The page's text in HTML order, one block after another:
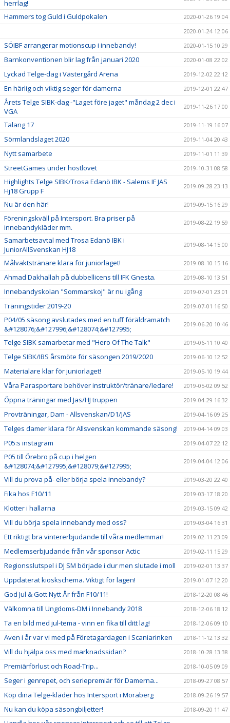
herrlag!
Hammers tog Guld i Guldpokalen
2020-01-26 19:04
2020-01-24 12:06
SÖIBF arrangerar motionscup i innebandy! 2020-01-15 10:29
Barnkonventionen blir lag från januari 2020 2020-01-08 22:02
Lyckad Telge-dag i Västergård Arena 2019-12-02 22:12
En härlig och viktig seger för damerna 2019-12-01 22:47
Årets Telge SIBK-dag -"Laget före jaget" måndag 2 dec i
VGA
2019-11-26 17:00
Talang 17 2019-11-19 16:07
Sörmlandslaget 2020 2019-11-04 20:43
Nytt samarbete 2019-11-01 11:39
StreetGames under höstlovet 2019-10-31 08:58
Highlights Telge SIBK/Trosa Edanö IBK - Salems IF JAS
Hj18 Grupp F
2019-09-28 23:13
Nu är den här! 2019-09-15 16:29
Föreningskväll på Intersport. Bra priser på
innebandykläder mm.
2019-08-22 19:59
Samarbetsavtal med Trosa Edanö IBK i
JuniorAllSvenskan HJ18
2019-08-14 15:00
Målvaktstränare klara för juniorlaget! 2019-08-10 15:16
Ahmad Dakhallah på dubbellicens till IFK Gnesta. 2019-08-10 13:51
Innebandyskolan "Sommarskoj" är nu igång 2019-07-01 23:01
Träningstider 2019-20 2019-07-01 16:50
P04/05 säsong avslutades med en tuff föräldramatch
&#128076;&#127996;&#128074;&#127995;
2019-06-20 10:46
Telge SIBK samarbetar med "Hero Of The Talk" 2019-06-11 10:40
Telge SIBK/IBS årsmöte för säsongen 2019/2020 2019-06-10 12:52
Materialare klar för juniorlaget! 2019-05-10 19:44
Våra Parasportare behöver instruktör/tränare/ledare! 2019-05-02 09:52
Öppna träningar med Jas/HJ truppen 2019-04-29 16:32
Provträningar, Dam - Allsvenskan/D1/JAS 2019-04-16 09:25
Telges damer klara för Allsvenskan kommande säsong! 2019-04-14 09:03
P05:s instagram 2019-04-07 22:12
P05 till Örebro på cup i helgen
&#128074;&#127995;&#128079;&#127995;
2019-04-04 12:06
Vill du prova på- eller börja spela innebandy? 2019-03-20 22:40
Fika hos F10/11 2019-03-17 18:20
Klotter i hallarna 2019-03-15 09:42
Vill du börja spela innebandy med oss? 2019-03-04 16:31
Ett riktigt bra vintererbjudande till våra medlemmar! 2019-02-11 23:09
Medlemserbjudande från vår sponsor Actic 2019-02-11 15:29
Regionsslutspel i DJ SM började i dur men slutade i moll 2019-02-01 13:37
Uppdaterat kioskschema. Viktigt för lagen! 2019-01-07 12:20
God Jul & Gott Nytt År från F10/11! 2018-12-20 08:46
Välkomna till Ungdoms-DM i Innebandy 2018 2018-12-06 18:12
Ta en bild med jul-tema - vinn en fika till ditt lag! 2018-12-06 09:10
Även i år var vi med på Företagardagen i Scaniarinken 2018-11-12 13:32
Vill du hjälpa oss med marknadssidan? 2018-10-28 13:38
Premiärförlust och Road-Trip... 2018-10-05 09:09
Seger i genrepet, och seriepremiär för Damerna... 2018-09-27 08:57
Köp dina Telge-kläder hos Intersport i Moraberg 2018-09-26 19:57
Nu kan du köpa säsongbiljetter! 2018-09-20 11:47